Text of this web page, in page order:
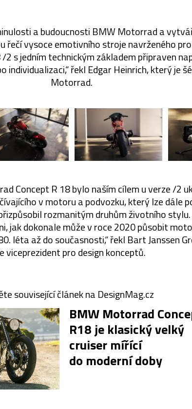
a budoucnosti BMW Motorrad a
řečí vysoce emotivního stroje navrženého
/2 s jedním technickým základem připraven
individualizaci,“ řekl Edgar Heinrich, který je
Motorrad.
Concept R 18 bylo naším cílem u verze /2
v motoru a podvozku, který lze dále
rozmanitým druhům životního stylu.
jak dokonale může v roce 2020 působit
léta až do současnosti,“ řekl Bart Janssen
viceprezident pro design konceptů.
související článek na DesignMag.cz
BMW Motorrad
R18 je klasický velký
cruiser mířící
do moderní doby